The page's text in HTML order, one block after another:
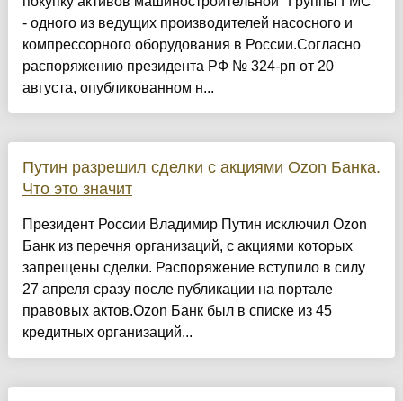
- одного из ведущих производителей насосного и
компрессорного оборудования в России.Согласно
распоряжению президента РФ № 324-рп от 20
августа, опубликованном н...
Путин разрешил сделки с акциями Ozon Банка.
Что это значит
Президент России Владимир Путин исключил Ozon
Банк из перечня организаций, с акциями которых
запрещены сделки. Распоряжение вступило в силу
27 апреля сразу после публикации на портале
правовых актов.Ozon Банк был в списке из 45
кредитных организаций...